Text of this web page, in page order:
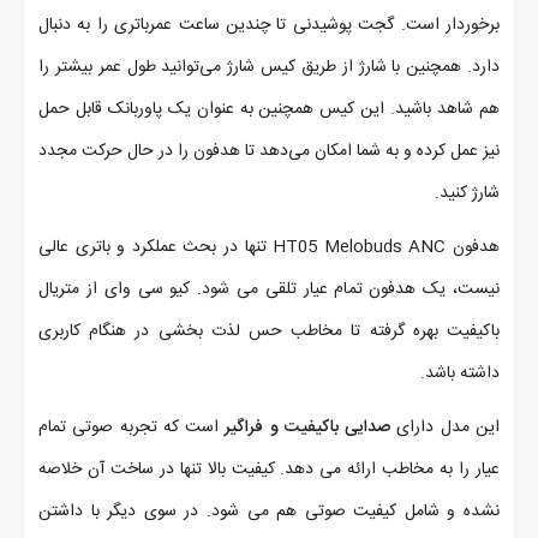
برخوردار است. گجت پوشیدنی تا چندین ساعت عمرباتری را به دنبال
دارد. همچنین با شارژ از طریق کیس شارژ می‌توانید طول عمر بیشتر را
هم شاهد باشید. این کیس همچنین به عنوان یک پاوربانک قابل حمل
نیز عمل کرده و به شما امکان می‌دهد تا هدفون‌ را در حال حرکت مجدد
شارژ کنید.
هدفون HT05 Melobuds ANC تنها در بحث عملکرد و باتری عالی
نیست، یک هدفون تمام عیار تلقی می شود. کیو سی وای از متریال
باکیفیت بهره گرفته تا مخاطب حس لذت بخشی در هنگام کاربری
داشته باشد.
این مدل دارای صدایی باکیفیت و فراگیراست که تجربه صوتی تمام
عیار را به مخاطب ارائه می دهد. کیفیت بالا تنها در ساخت آن خلاصه
نشده و شامل کیفیت صوتی هم می شود. در سوی دیگر با داشتن